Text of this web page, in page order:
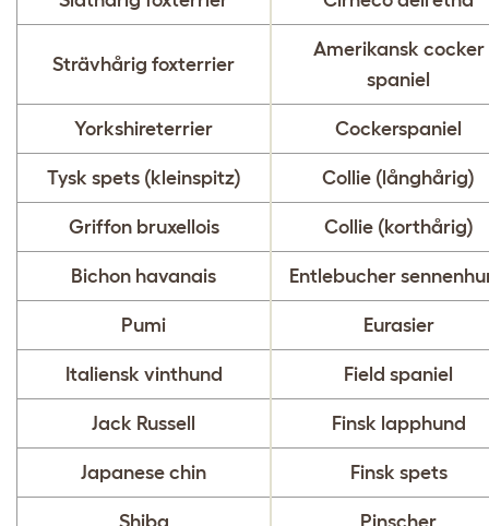
Strävhårig foxterrier
Amerikansk cocker
spaniel
Yorkshireterrier Cockerspaniel
Tysk spets (kleinspitz) Collie (långhårig)
Griffon bruxellois Collie (korthårig)
Bichon havanais Entlebucher
Pumi Eurasier
Italiensk vinthund Field spaniel
Jack Russell Finsk lapphund
Japanese chin Finsk spets
Shiba Pinscher